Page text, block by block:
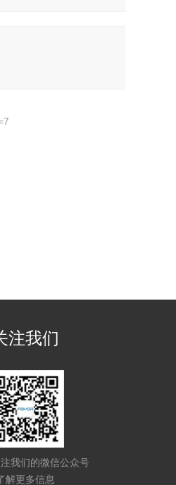
注我们
我们的微信公众号
解更多信息